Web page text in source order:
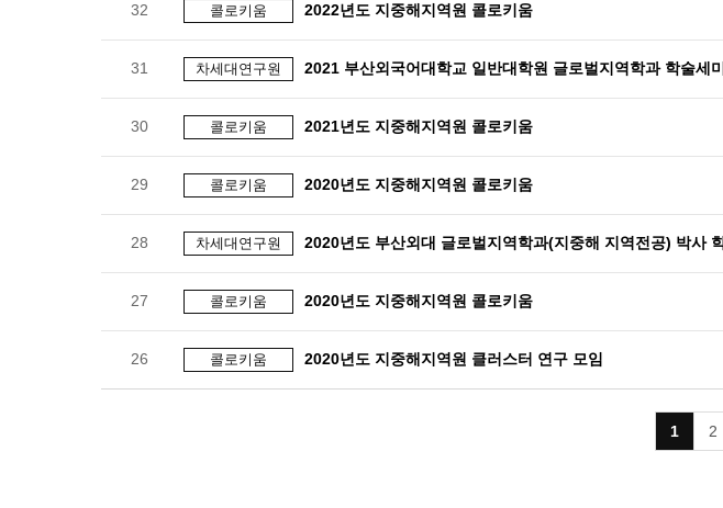
32 콜로키움 2022년도 지중해지역원 콜로키움
31 차세대연구원 2021 부산외국어대학교 일반대학원 글로벌지역학과 학술세
30 콜로키움 2021년도 지중해지역원 콜로키움
29 콜로키움 2020년도 지중해지역원 콜로키움
28 차세대연구원 2020년도 부산외대 글로벌지역학과(지중해 지역전공) 박사
27 콜로키움 2020년도 지중해지역원 콜로키움
26 콜로키움 2020년도 지중해지역원 클러스터 연구 모임
1 2